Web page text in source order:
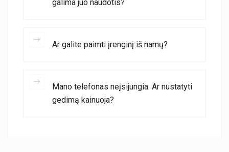
galima juo naudotis?
Ar galite paimti įrenginį iš namų?
Mano telefonas neįsijungia. Ar nustatyti
gedimą kainuoja?